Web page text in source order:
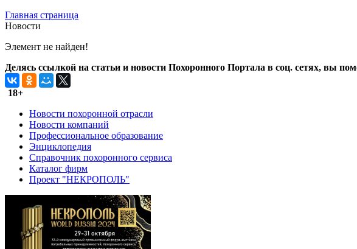
Главная страница
Новости
Элемент не найден!
Делясь ссылкой на статьи и новости Похоронного Портала в соц. сетях, вы
18+
Новости похоронной отрасли
Новости компаний
Профессиональное образование
Энциклопедия
Справочник похоронного сервиса
Каталог фирм
Проект "НЕКРОПОЛЬ"